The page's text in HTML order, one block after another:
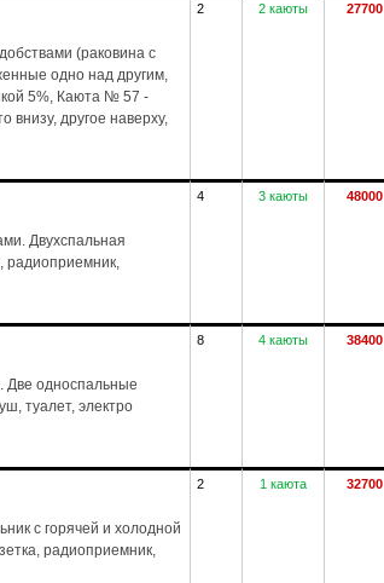
(раковина с
одно над другим,
5%, Каюта № 57 -
внизу, другое наверху,
2 2 каюты 27700
Двухспальная
радиоприемник,
4 3 каюты 48000
Две односпальные
туалет, электро
8 4 каюты 38400
с горячей и холодной
радиоприемник,
2 1 каюта 32700